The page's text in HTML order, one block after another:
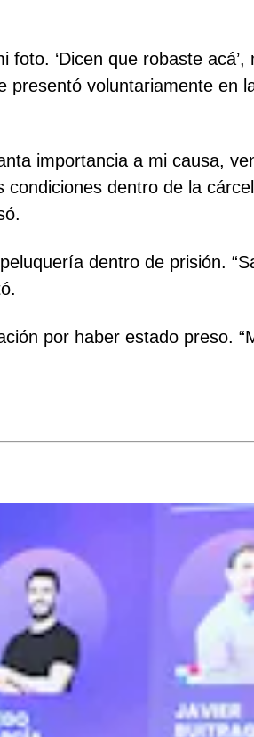
‘Dicen que robaste acá’,
voluntariamente en
importancia a mi causa,
dentro de la
dentro de prisión.
por haber estado preso.